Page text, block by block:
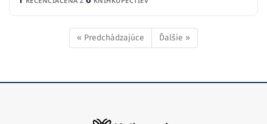
« Predchádzajúce Ďalšie »